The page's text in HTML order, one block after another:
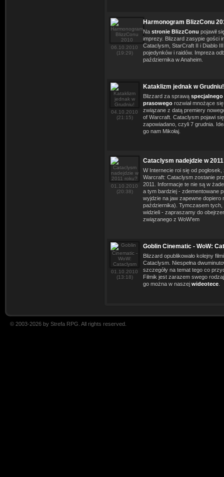
06.10.2010
(19:29)
Harmonogram BlizzConu
Na stronie BlizzConu pojawił
imprezy. Blizzard zasypie gości
Cataclysm, StarCraft II i Diablo
pojedynków i raidów. Impreza
października w Anaheim.
04.10.2010
(21:15)
Kataklizm jednak w Grudniu!
Blizzard za sprawą
prasowego rozwiał mnożące
związane z datą premiery
of Warcraft. Cataclysm pojawi
zapowiadano, czyli 7 grudnia.
go nam Mikołaj.
01.10.2010
(20:38)
Cataclysm nadejdzie w
W Internecie roi się od
Warcraft: Cataclysm zostanie
2011. Informacje te nie są w
a tym bardziej - zdementowane
wyjdzie na jaw zapewne dopiero
października). Tymczasem
widzieli - zapraszamy do
związanego z WoW'em
01.10.2010
(13:18)
Goblin Cinematic - WoW:
Blizzard opublikowało kolejny
Cataclysm. Niespełna
szczegóły na temat tego co
Filmik jest zarazem swego
go można w naszej wideotece
© 2003-2026 by Strefa RPG. All rights reserved.